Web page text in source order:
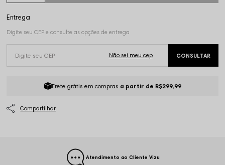
Frete grátis em compras a partir de R$299,99
Atendimento ao Cliente Vizu